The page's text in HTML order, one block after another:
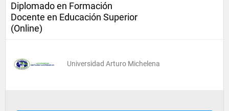
Diplomado en Formación
Docente en Educación Superior
(Online)
Universidad Arturo Michelena